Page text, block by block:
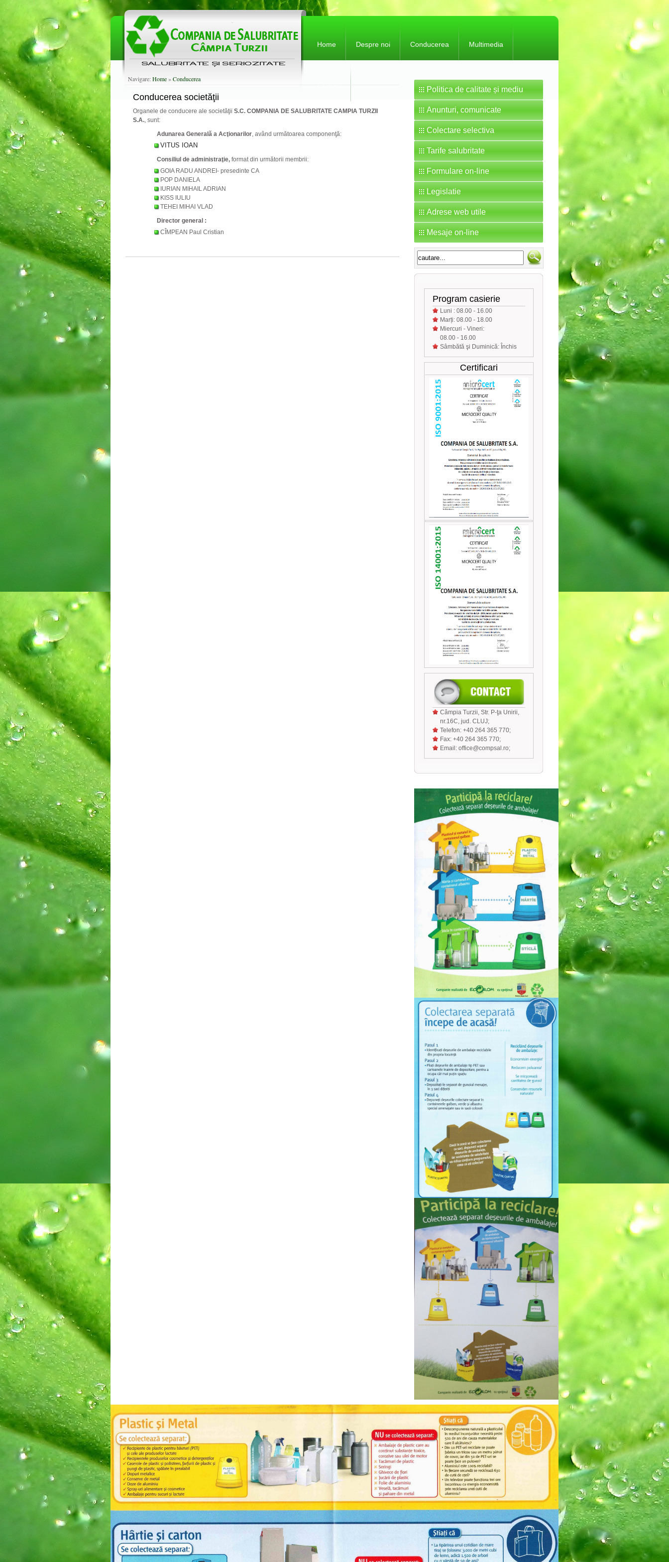
Home Despre noi Conducerea Multimedia
Navigare:Home»Conducerea
Conducerea societăţii
Organele de conducere ale societăţii S.C. COMPANIA DE SALUBRITATE CAMPIA TURZII
S.A., sunt:
Adunarea General ă a Acţionarilor, având următoarea componenţă:
VITUS IOAN
Consiliul de administraţie, format din următorii membrii:
GOIA RADU ANDREI- presedinte CA
POP DANIELA
IURIAN MIHAIL ADRIAN
KISS IULIU
TEHEI MIHAI VLAD
Director general :
CÎMPEAN Paul Cristian
Politica de calitate și mediu
Anunturi, comunicate
Colectare selectiva
Tarife salubritate
Formulare on-line
Legislatie
Adrese web utile
Mesaje on-line
Program casierie
Luni : 08.00 - 16.00
Marți: 08.00 - 18.00
Miercuri - Vineri:
08.00 - 16.00
Sâmbătă şi Duminică: Închis
Certificari
Câmpia Turzii, Str. P-ţa Unirii,
nr.16C, jud. CLUJ;
Telefon: +40 264 365 770;
Fax: +40 264 365 770;
Email: office@compsal.ro;